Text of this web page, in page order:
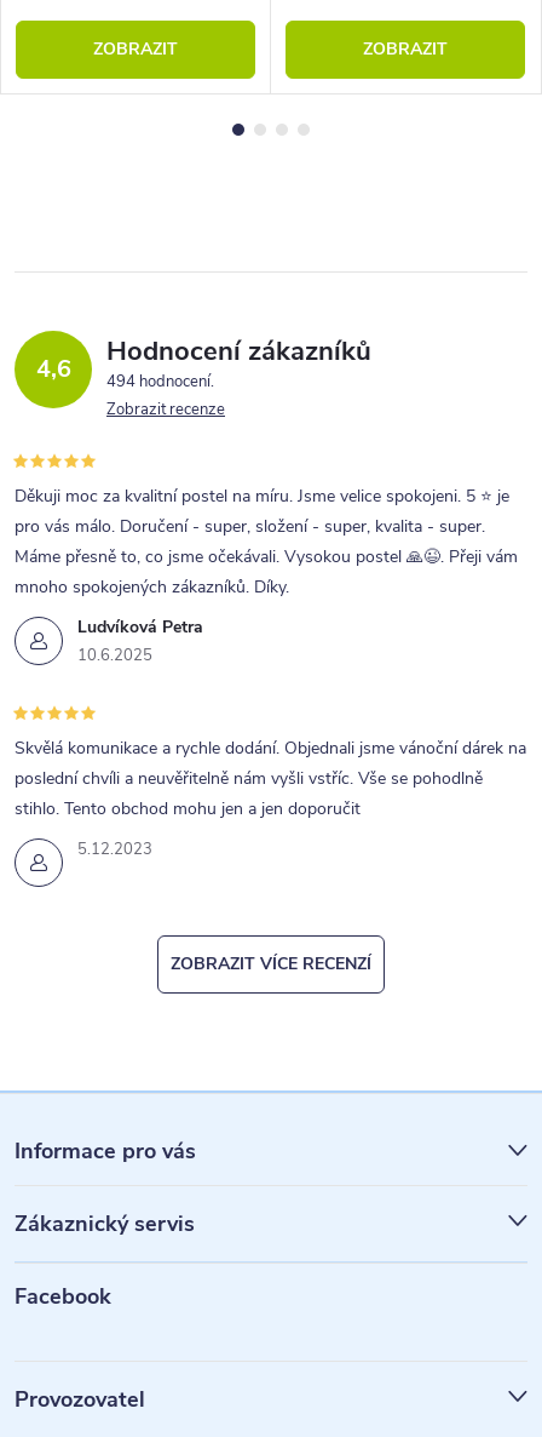
ZOBRAZIT ZOBRAZIT
4,6 Hodnocení zákazníků
494 hodnocení
Zobrazit recenze
Ludvíková Petra
10.6.2025
Děkuji moc za kvalitní postel na míru. Jsme velice spokojeni. 5 ⭐ je
pro vás málo. Doručení - super, složení - super, kvalita - super.
Máme přesně to, co jsme očekávali. Vysokou postel 🙏😉. Přeji vám
mnoho spokojených zákazníků. Díky.
5.12.2023
Skvělá komunikace a rychle dodání. Objednali jsme vánoční dárek na
poslední chvíli a neuvěřitelně nám vyšli vstříc. Vše se pohodlně
stihlo. Tento obchod mohu jen a jen doporučit
ZOBRAZIT VÍCE RECENZÍ
á
p
a
Informace pro vás
Zákaznický servis
Facebook
Provozovatel